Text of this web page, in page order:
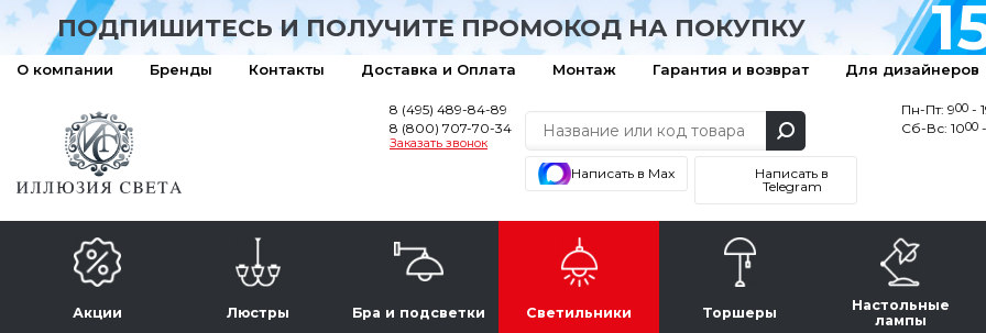
ПОДПИШИТЕСЬ И ПОЛУЧИТЕ ПРОМОКОД НА ПОКУПКУ
О компании Бренды Контакты Доставка и Оплата Монтаж Гарантия и возврат Для дизайнеров
8 (495) 489-84-89
8 (800) 707-70-34
Заказать звонок
Написать в Max
Написать в
Telegram
Пн-Пт: 900 -
Сб-Вс: 1000
Акции Люстры Бра и подсветки Светильники Торшеры
Настольные
лампы